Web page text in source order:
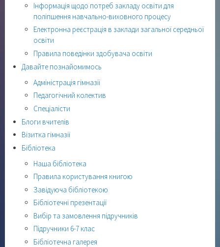
Інформація щодо потреб закладу освіти для
поліпшення навчально-виховного процесу
Електронна реєстрація в заклади загальної середньої
освіти
Правила поведінки здобувача освіти
Давайте познайомимось
Адміністрація гімназії
Педагогічний колектив
Спеціалісти
Блоги вчителів
Візитка гімназії
Бібліотека
Наша бібліотека
Правила користування книгою
Завідуюча бібліотекою
Бібліотечні презентації
Вибір та замовлення підручників
Підручники 6-7 клас
Бібліотечна галерея